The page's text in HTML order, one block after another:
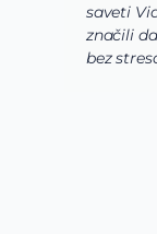
saveti
značili
bez